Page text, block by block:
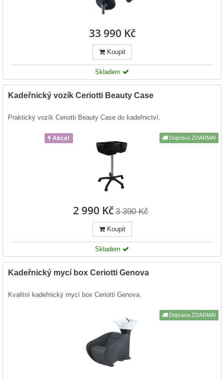
33 990 Kč
Koupit
Skladem
Kadeřnický vozík Ceriotti Beauty Case
Praktický vozík Ceriotti Beauty Case do kadeřnictví.
Akce!
2 990 Kč 3 390 Kč
Doprava ZDARMA!
Koupit
Skladem
Kadeřnický mycí box Ceriotti Genova
Kvalitní kadeřnický mycí box Ceriotti Genova.
Doprava ZDARMA!